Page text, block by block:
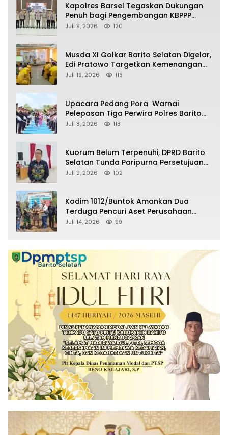
Kapolres Barsel Tegaskan Dukungan
Penuh bagi Pengembangan KBPPP
Kalimantan Tengah
Juli 9, 2026 120
Musda XI Golkar Barito Selatan Digelar,
Edi Pratowo Targetkan Kemenangan
Partai pada Pemilu Mendatang
Juli 19, 2026 113
Upacara Pedang Pora Warnai
Pelepasan Tiga Perwira Polres Barito
Selatan Masuki Masa Pensiun
Juli 8, 2026 113
Kuorum Belum Terpenuhi, DPRD Barito
Selatan Tunda Paripurna Persetujuan
Raperda Pertanggungjawaban APBD
Juli 9, 2026 102
Kodim 1012/Buntok Amankan Dua
Terduga Pencuri Aset Perusahaan
Sitaan Satgas PKH, Satu Paket Diduga
Juli 14, 2026 99